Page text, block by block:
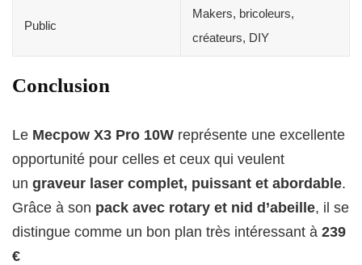
Public
Makers, bricoleurs,
créateurs, DIY
Conclusion
Le Mecpow X3 Pro 10W représente une excellente
opportunité pour celles et ceux qui veulent
un graveur laser complet, puissant et abordable.
Grâce à son pack avec rotary et nid d’abeille, il se
distingue comme un bon plan très intéressant à 239
€